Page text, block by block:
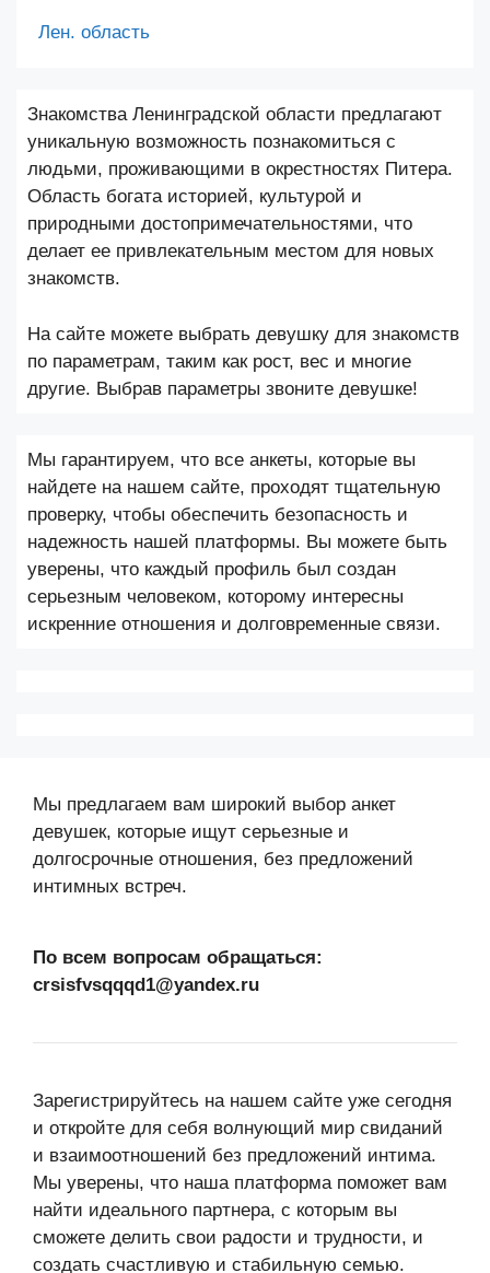
Лен. область
Знакомства Ленинградской области предлагают
уникальную возможность познакомиться с
людьми, проживающими в окрестностях Питера.
Область богата историей, культурой и
природными достопримечательностями, что
делает ее привлекательным местом для новых
знакомств.
На сайте можете выбрать девушку для знакомств
по параметрам, таким как рост, вес и многие
другие. Выбрав параметры звоните девушке!
Мы гарантируем, что все анкеты, которые вы
найдете на нашем сайте, проходят тщательную
проверку, чтобы обеспечить безопасность и
надежность нашей платформы. Вы можете быть
уверены, что каждый профиль был создан
серьезным человеком, которому интересны
искренние отношения и долговременные связи.
Мы предлагаем вам широкий выбор анкет
девушек, которые ищут серьезные и
долгосрочные отношения, без предложений
интимных встреч.
По всем вопросам обращаться:
crsisfvsqqqd1@yandex.ru
Зарегистрируйтесь на нашем сайте уже сегодня
и откройте для себя волнующий мир свиданий
и взаимоотношений без предложений интима.
Мы уверены, что наша платформа поможет вам
найти идеального партнера, с которым вы
сможете делить свои радости и трудности, и
создать счастливую и стабильную семью.